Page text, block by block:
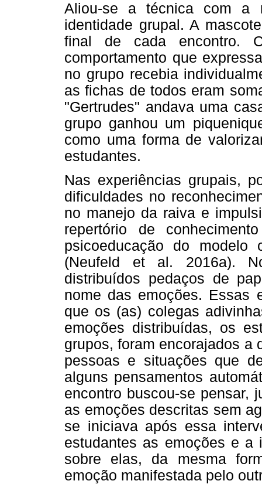
Aliou-se a técnica com a
identidade grupal. A
final de cada encontro.
comportamento que
no grupo recebia
as fichas de todos eram
"Gertrudes" andava uma
grupo ganhou um
como uma forma de
estudantes.
Nas experiências grupais,
dificuldades no
no manejo da raiva e
repertório de
psicoeducação do modelo
(Neufeld et al. 2016a).
distribuídos pedaços de
nome das emoções. Essas
que os (as) colegas
emoções distribuídas, os
grupos, foram encorajados a
pessoas e situações que
alguns pensamentos
encontro buscou-se pensar,
as emoções descritas sem
se iniciava após essa
estudantes as emoções e a
sobre elas, da mesma
emoção manifestada pelo